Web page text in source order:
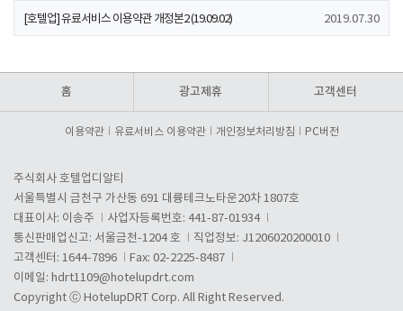
[호텔업] 유료서비스 이용약관 개정본2 (19.09.02) 2019.07.30
홈 광고제휴 고객센터
이용약관 유료서비스 이용약관 개인정보처리방침 PC버전
주식회사 호텔업디알티
서울특별시 금천구 가산동 691 대륭테크노타운20차 1807호
대표이사: 이송주
사업자등록번호: 441-87-01934
통신판매업신고: 서울금천-1204 호
직업정보: J1206020200010
고객센터: 1644-7896
Fax: 02-2225-8487
이메일: hdrt1109@hotelupdrt.com
Copyright ⓒ HotelupDRT Corp. All Right Reserved.